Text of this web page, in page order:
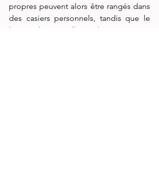
propres peuvent alors être rangés dans
des casiers personnels, tandis que le
linge sale est collecté dans une autre